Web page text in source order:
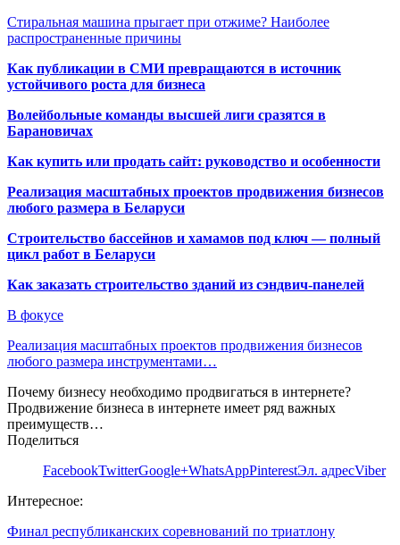
Стиральная машина прыгает при отжиме? Наиболее
распространенные причины
Как публикации в СМИ превращаются в источник
устойчивого роста для бизнеса
Волейбольные команды высшей лиги сразятся в
Барановичах
Как купить или продать сайт: руководство и особенности
Реализация масштабных проектов продвижения бизнесов
любого размера в Беларуси
Строительство бассейнов и хамамов под ключ — полный
цикл работ в Беларуси
Как заказать строительство зданий из сэндвич-панелей
В фокусе
Реализация масштабных проектов продвижения бизнесов
любого размера инструментами…
Почему бизнесу необходимо продвигаться в интернете?
Продвижение бизнеса в интернете имеет ряд важных
преимуществ…
Поделиться
FacebookTwitterGoogle+WhatsAppPinterestЭл. адресViber
Интересное:
Финал республиканских соревнований по триатлону